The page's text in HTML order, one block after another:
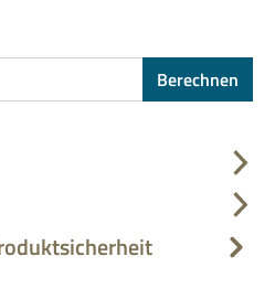
Berechnen